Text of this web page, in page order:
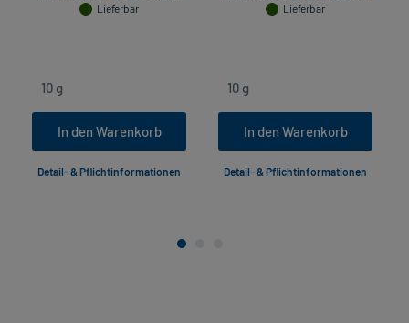
Lieferbar
In den Warenkorb
Detail- & Pflichtinformationen
Lieferbar
In den Warenkorb
Detail- & Pflichtinformationen